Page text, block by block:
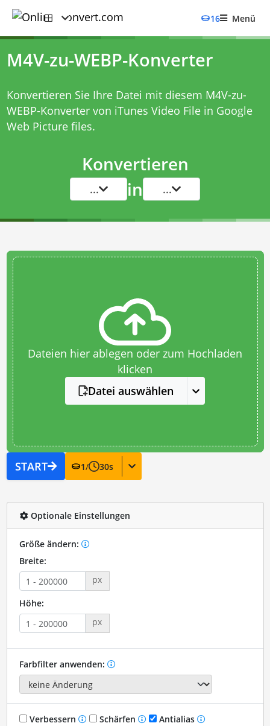
16 Menü
M4V-zu-WEBP-Konverter
Konvertieren Sie Ihre Datei mit diesem M4V-zu-
WEBP-Konvertervon iTunes Video File in Google
Web Picture files.
Konvertieren
... in ...
Dateien hier ablegen oder zum Hochladen
klicken
Datei auswählen
START 1/ 30s
Optionale Einstellungen
Größe ändern:
Breite:
px
Höhe:
px
Farbfilter anwenden:
Verbessern Schärfen
Antialias